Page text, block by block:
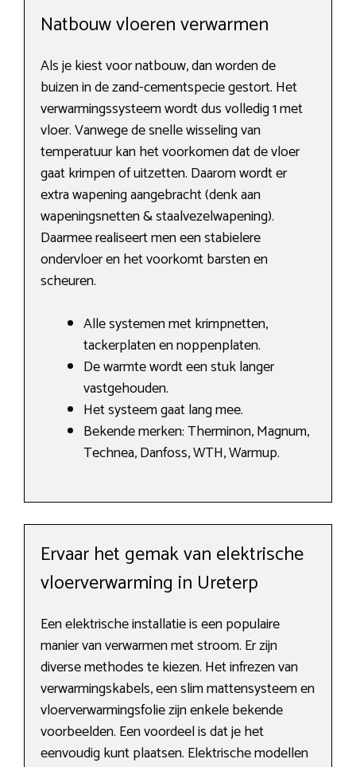
Natbouw vloeren verwarmen
Als je kiest voor natbouw, dan worden de
buizen in de zand-cementspecie gestort. Het
verwarmingssysteem wordt dus volledig 1 met
vloer. Vanwege de snelle wisseling van
temperatuur kan het voorkomen dat de vloer
gaat krimpen of uitzetten. Daarom wordt er
extra wapening aangebracht (denk aan
wapeningsnetten & staalvezelwapening).
Daarmee realiseert men een stabielere
ondervloer en het voorkomt barsten en
scheuren.
Alle systemen met krimpnetten,
tackerplaten en noppenplaten.
De warmte wordt een stuk langer
vastgehouden.
Het systeem gaat lang mee.
Bekende merken: Therminon, Magnum,
Technea, Danfoss, WTH, Warmup.
Ervaar het gemak van elektrische
vloerverwarming in Ureterp
Een elektrische installatie is een populaire
manier van verwarmen met stroom. Er zijn
diverse methodes te kiezen. Het infrezen van
verwarmingskabels, een slim mattensysteem en
vloerverwarmingsfolie zijn enkele bekende
voorbeelden. Een voordeel is dat je het
eenvoudig kunt plaatsen. Elektrische modellen